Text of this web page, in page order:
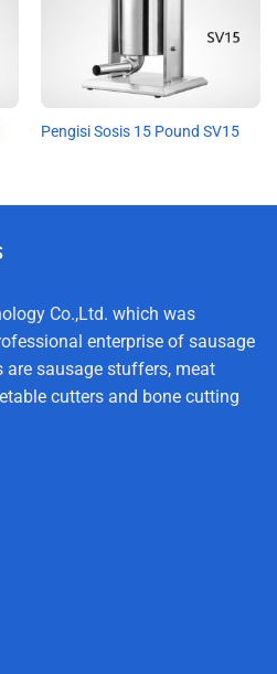
Pengisi Sosis 15 Pound SV15
Co.,Ltd. which was
enterprise of sausage
sausage stuffers, meat
cutters and bone cutting